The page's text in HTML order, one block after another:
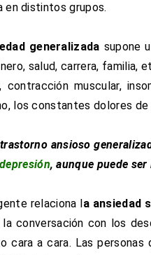
en distintos grupos.
generalizada supone
salud, carrera,
contracción muscular,
los constantes dolores
ansioso
depresión, aunque puede
relaciona la ansiedad
la conversación con los
cara a cara. Las